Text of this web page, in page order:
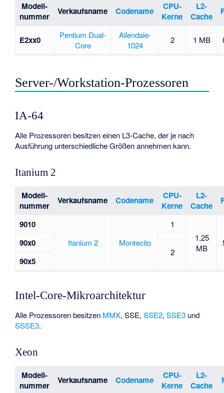
Modell-
nummer
Verkaufsname Codename
CPU-
Kerne
L2-
Cache
E2xx0
Pentium Dual-
Core
Allendale-
1024
2 1 MB
Server-/Workstation-Prozessoren
IA-64
Alle Prozessoren besitzen einen L3-Cache, der je nach
Ausführung unterschiedliche Größen annehmen kann.
Itanium 2
Modell-
nummer
Verkaufsname Codename
CPU-
Kerne
L2-
Cache
9010
Itanium 2 Montecito
1
1,25
MB
90x0
2
90x5
Intel-Core-Mikroarchitektur
Alle Prozessoren besitzen MMX,SSE,SSE2,SSE3 und
SSSE3.
Xeon
Modell-
nummer
Verkaufsname Codename
CPU-
Kerne
L2-
Cache